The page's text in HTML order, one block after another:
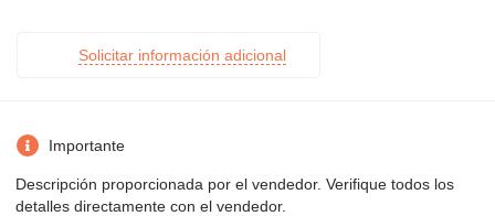
Solicitar información adicional
Importante
Descripción proporcionada por el vendedor. Verifique todos los
detalles directamente con el vendedor.